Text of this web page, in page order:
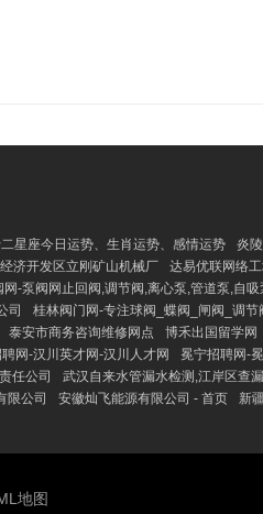
星座今日运势、生肖运势、感情运势
炎
济开发区立刚矿山机械厂
达易优联网络
网-泵阀网止回阀,调节阀,离心泵,管道泵,自吸
司
桂林阀门网-专注球阀_蝶阀_闸阀_调
泰安市商务咨询维修网点
博禾出国留学网
网-汉川英才网-汉川人才网
冕宁招聘网-
任公司
武汉自来水管漏水检测,江岸区查
限公司 安徽灿飞能源有限公司 - 首页
新
地图